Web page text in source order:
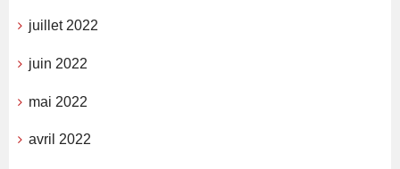
juillet 2022
juin 2022
mai 2022
avril 2022